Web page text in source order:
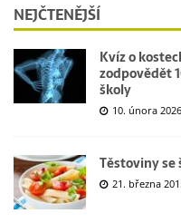
NEJČTENĚJŠÍ
Kvíz o
zodpovědět
školy
10. února 2026
Těstoviny
21. března